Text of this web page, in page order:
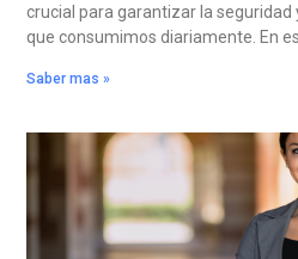
crucial para garantizar la seguridad
que consumimos diariamente. En
Saber mas »